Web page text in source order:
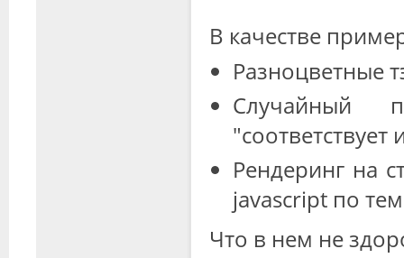
В качестве
Разноцветные
Случайный
"соответствует
Рендеринг на
javascript по
Что в нем не